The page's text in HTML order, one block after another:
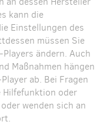
kann die
Einstellungen des
müssen Sie
ändern. Auch
Maßnahmen hängen
ab. Bei Fragen
Hilfefunktion oder
wenden sich an